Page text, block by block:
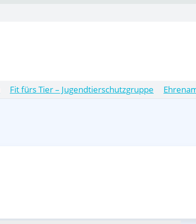
Fit fürs Tier – Jugendtierschutzgruppe